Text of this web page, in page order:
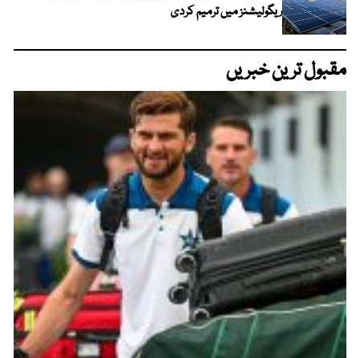
ریگولیشنز میں ترمیم کردی
مقبول ترین خبریں